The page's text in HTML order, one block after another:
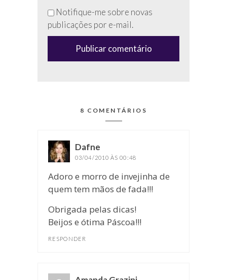
esse
campo
(anti-
Notifique-me sobre novas
publicações por e-mail.
8 COMENTÁRIOS
Dafne
03/04/2010 ÀS 00:48
Adoro e morro de invejinha de
quem tem mãos de fada!!!
Obrigada pelas dicas!
Beijos e ótima Páscoa!!!
RESPONDER